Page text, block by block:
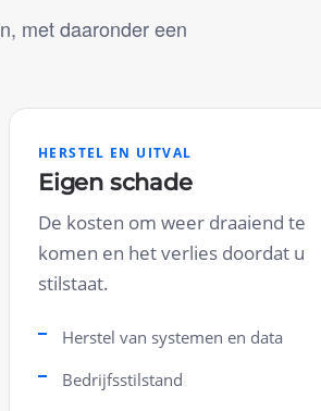
met daaronder een
HERSTEL EN UITVAL
Eigen schade
De kosten om weer draaiend te
komen en het verlies doordat u
stilstaat.
Herstel van systemen en data
Bedrijfsstilstand